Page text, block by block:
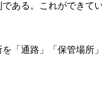
ある。これができて
「通路」「保管場所